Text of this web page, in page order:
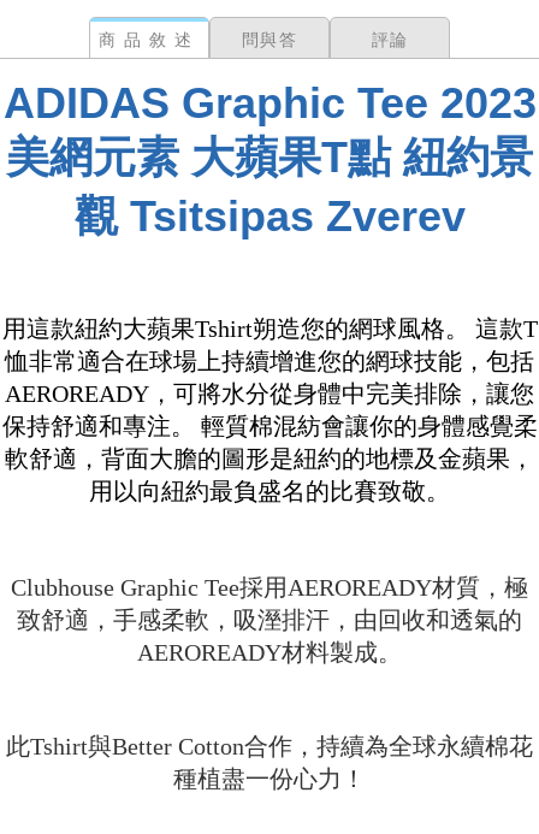
商品敘述 問與答 評論